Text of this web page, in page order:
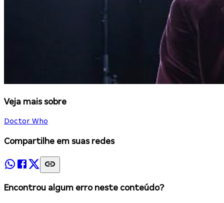
Veja mais sobre
Doctor Who
Compartilhe em suas redes
Encontrou algum erro neste conteúdo?